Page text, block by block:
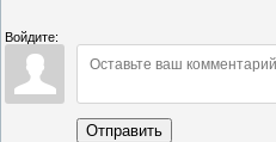
Войдите:
Отправить